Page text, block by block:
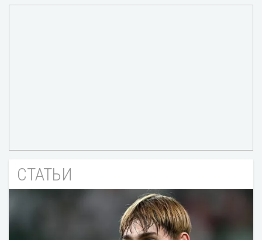
СТАТЬИ